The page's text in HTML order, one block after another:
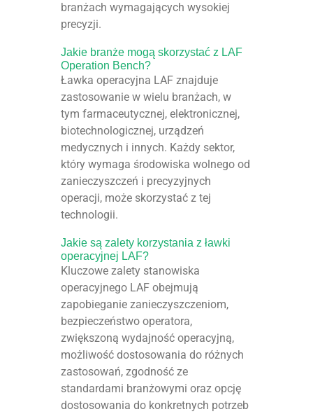
branżach wymagających wysokiej
precyzji.
Jakie branże mogą skorzystać z LAF
Operation Bench?
Ławka operacyjna LAF znajduje
zastosowanie w wielu branżach, w
tym farmaceutycznej, elektronicznej,
biotechnologicznej, urządzeń
medycznych i innych. Każdy sektor,
który wymaga środowiska wolnego od
zanieczyszczeń i precyzyjnych
operacji, może skorzystać z tej
technologii.
Jakie są zalety korzystania z ławki
operacyjnej LAF?
Kluczowe zalety stanowiska
operacyjnego LAF obejmują
zapobieganie zanieczyszczeniom,
bezpieczeństwo operatora,
zwiększoną wydajność operacyjną,
możliwość dostosowania do różnych
zastosowań, zgodność ze
standardami branżowymi oraz opcję
dostosowania do konkretnych potrzeb